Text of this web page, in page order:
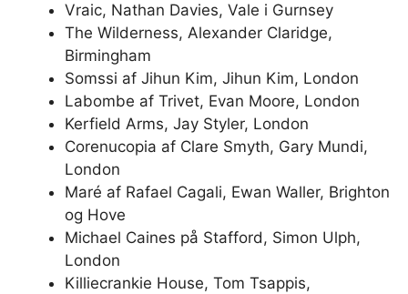
Vraic, Nathan Davies, Vale i Gurnsey
The Wilderness, Alexander Claridge,
Birmingham
Somssi af Jihun Kim, Jihun Kim, London
Labombe af Trivet, Evan Moore, London
Kerfield Arms, Jay Styler, London
Corenucopia af Clare Smyth, Gary Mundi,
London
Maré af Rafael Cagali, Ewan Waller, Brighton
og Hove
Michael Caines på Stafford, Simon Ulph,
London
Killiecrankie House, Tom Tsappis,